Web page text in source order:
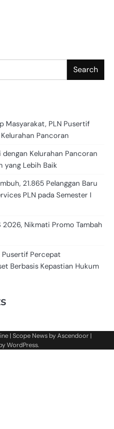
Search
Masyarakat, PLN Pusertif
Pancoran
Kelurahan Pancoran
yang Lebih Baik
21.865 Pelanggan Baru
PLN pada Semester I
2026, Nikmati Promo Tambah
Pusertif Percepat
Berbasis Kepastian Hukum
| Scope News byAscendoor|
WordPress.